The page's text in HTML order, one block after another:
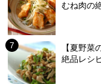
むね肉の
【夏野
絶品レシ